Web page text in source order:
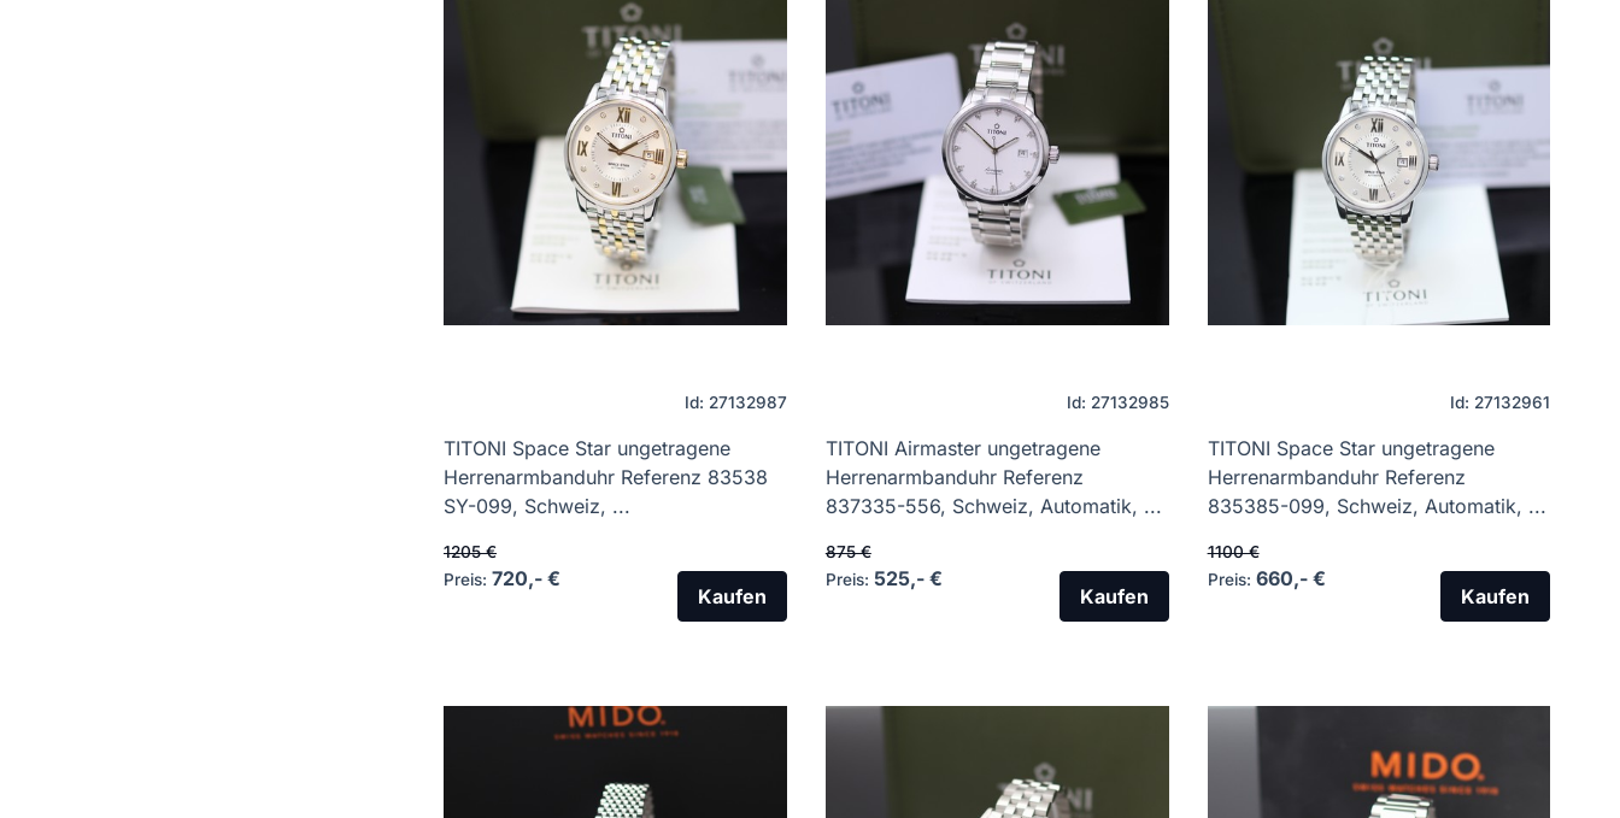
Id: 27132987
TITONI Space Star ungetragene
Herrenarmbanduhr Referenz 83538
SY-099, Schweiz, ...
1205 €
Preis: 720,- €
Kaufen
Id: 27132985
TITONI Airmaster ungetragene
Herrenarmbanduhr Referenz
837335-556, Schweiz, Automatik, ...
875 €
Preis: 525,- €
Kaufen
Id: 27132961
TITONI Space Star ungetragene
Herrenarmbanduhr Referenz
835385-099, Schweiz, Automatik, ...
1100 €
Preis: 660,- €
Kaufen